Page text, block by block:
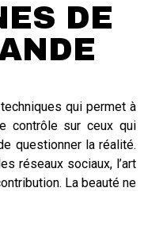
DE
qui permet à
contrôle sur ceux qui
questionner la réalité.
réseaux sociaux, l’art
La beauté ne